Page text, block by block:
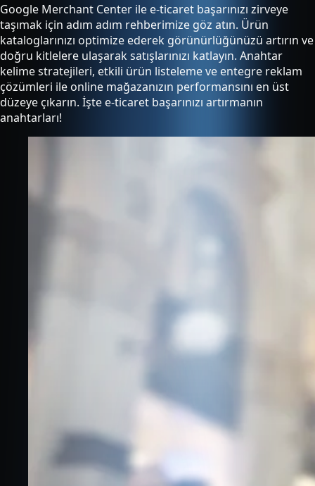
Google Merchant Center ile e-ticaret başarınızı zirveye
taşımak için adım adım rehberimize göz atın. Ürün
kataloglarınızı optimize ederek görünürlüğünüzü artırın ve
doğru kitlelere ulaşarak satışlarınızı katlayın. Anahtar
kelime stratejileri, etkili ürün listeleme ve entegre reklam
çözümleri ile online mağazanızın performansını en üst
düzeye çıkarın. İşte e-ticaret başarınızı artırmanın
anahtarları!